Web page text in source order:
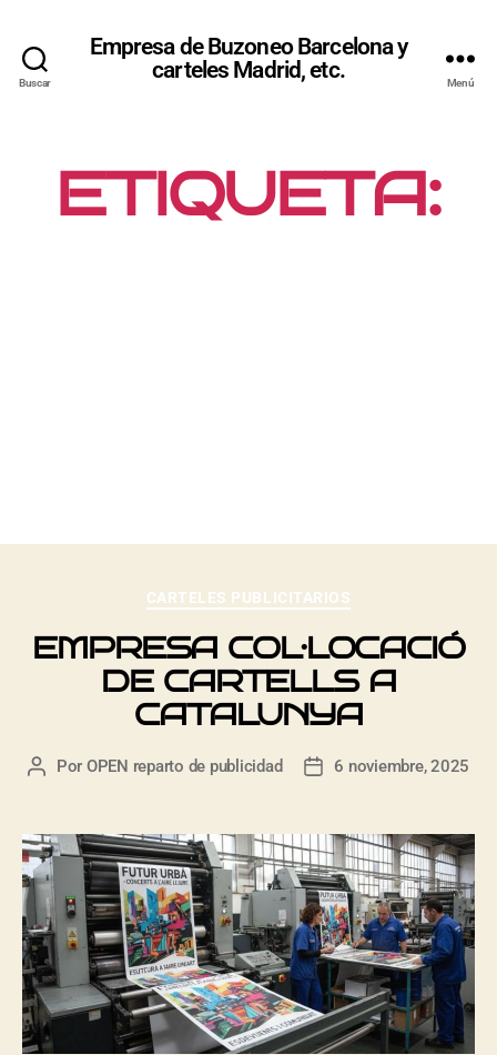
Buscar
Empresa de Buzoneo Barcelona y
carteles Madrid, etc.
Menú
ETIQUETA:
CARTELES PUBLICITARIOS
EMPRESA COL·LOCACIÓ
DE CARTELLS A
CATALUNYA
Por OPEN reparto de publicidad 6 noviembre, 2025